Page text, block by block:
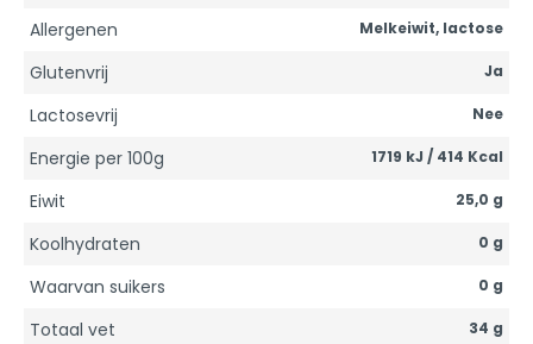
Allergenen Melkeiwit, lactose
Glutenvrij Ja
Lactosevrij Nee
Energie per 100g 1719 kJ / 414 Kcal
Eiwit 25,0 g
Koolhydraten 0 g
Waarvan suikers 0 g
Totaal vet 34 g